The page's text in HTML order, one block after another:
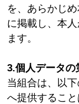
を、あらかじ
に掲載し、本
ます。
3.個人データの
当組合は、以
へ提供すること